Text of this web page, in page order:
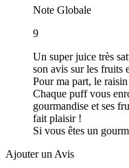
Note Globale
9
Un super juice très
son avis sur les fruits
Pour ma part, le
Chaque puff vous
gourmandise et ses
fait plaisir !
Si vous êtes un
Ajouter un Avis